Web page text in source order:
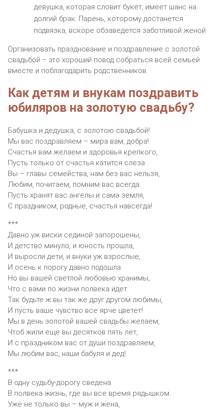
девушка, которая словит букет, имеет шанс на
долгий брак. Парень, которому достанется
подвязка, вскоре обзаведется заботливой женой.
Организовать празднование и поздравление с золотой
свадьбой ‒ это хороший повод собраться всей семьей
вместе и поблагодарить родственников.
Как детям и внукам поздравить
юбиляров на золотую свадьбу?
Бабушка и дедушка, с золотою свадьбой!
Мы вас поздравляем – мира вам, добра!
Счастья вам желаем и здоровья крепкого,
Пусть только от счастья катится слеза.
Вы – главы семейства, нам без вас нельзя,
Любим, почитаем, помним вас всегда.
Пусть хранят вас ангелы и сама земля,
С праздником, родные, счастья навсегда!
***
Давно уж виски сединой запорошены,
И детство минуло, и юность прошла,
И выросли дети, и внуки уж взрослые,
И осень к порогу давно подошла.
Но вы вашей светлой любовью хранимы,
Что с вами по жизни полвека идет.
Так будьте ж вы так же друг другом любимы,
И пусть ваше чувство все ярче цветет!
Мы в день золотой вашей свадьбы желаем,
Чтоб жили еще вы десятков пять лет,
И с праздником вас от души поздравляем,
Мы любим вас, наши бабуля и дед!
***
В одну судьбу-дорогу сведена
В полвека жизнь, где вы все время рядышком.
Уже не только вы – муж и жена,